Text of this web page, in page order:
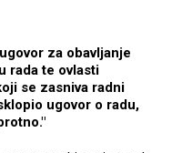
za obavljanje
rada te ovlasti
se zasniva radni
ugovor o radu,